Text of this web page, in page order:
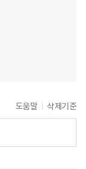
도움말 삭제기준